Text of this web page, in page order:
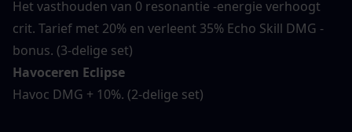
Het vasthouden van 0 resonantie -energie verhoogt
crit. Tarief met 20% en verleent 35% Echo Skill DMG -
bonus. (3-delige set)
Havoceren Eclipse
Havoc DMG + 10%. (2-delige set)